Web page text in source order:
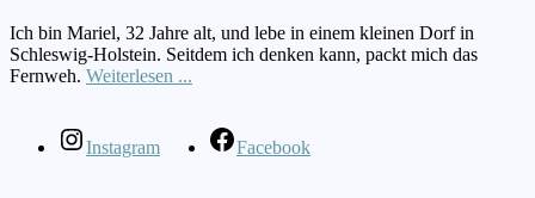
Ich bin Mariel, 32 Jahre alt, und lebe in einem kleinen Dorf in
Schleswig-Holstein. Seitdem ich denken kann, packt mich das
Fernweh. Weiterlesen ...
Instagram Facebook